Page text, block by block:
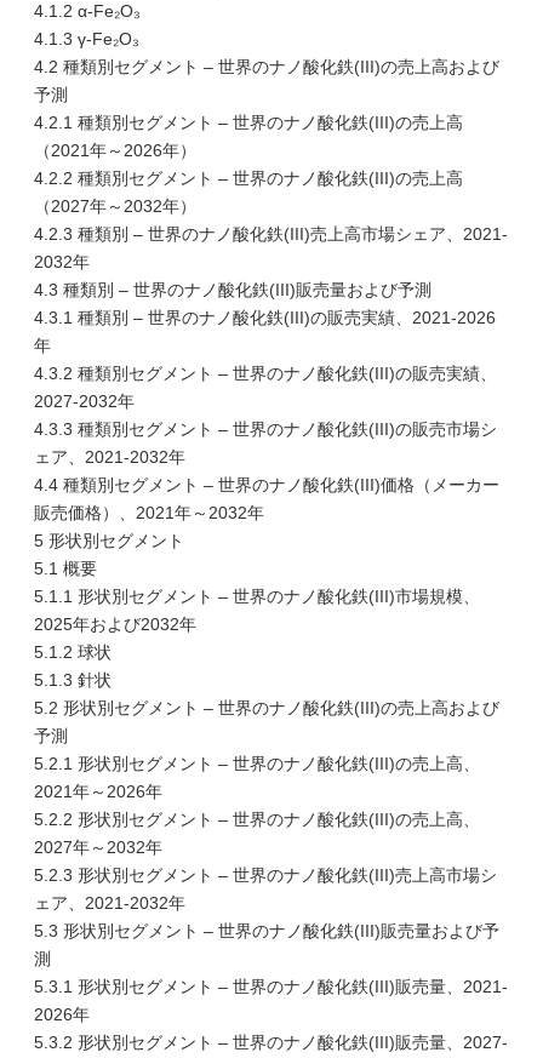
4.1.2 α-Fe₂O₃
4.1.3 γ-Fe₂O₃
4.2 種類別セグメント – 世界のナノ酸化鉄(III)の売上高および
予測
4.2.1 種類別セグメント – 世界のナノ酸化鉄(III)の売上高
（2021年～2026年）
4.2.2 種類別セグメント – 世界のナノ酸化鉄(III)の売上高
（2027年～2032年）
4.2.3 種類別 – 世界のナノ酸化鉄(III)売上高市場シェア、2021-
2032年
4.3 種類別 – 世界のナノ酸化鉄(III)販売量および予測
4.3.1 種類別 – 世界のナノ酸化鉄(III)の販売実績、2021-2026
年
4.3.2 種類別セグメント – 世界のナノ酸化鉄(III)の販売実績、
2027-2032年
4.3.3 種類別セグメント – 世界のナノ酸化鉄(III)の販売市場シ
ェア、2021-2032年
4.4 種類別セグメント – 世界のナノ酸化鉄(III)価格（メーカー
販売価格）、2021年～2032年
5 形状別セグメント
5.1 概要
5.1.1 形状別セグメント – 世界のナノ酸化鉄(III)市場規模、
2025年および2032年
5.1.2 球状
5.1.3 針状
5.2 形状別セグメント – 世界のナノ酸化鉄(III)の売上高および
予測
5.2.1 形状別セグメント – 世界のナノ酸化鉄(III)の売上高、
2021年～2026年
5.2.2 形状別セグメント – 世界のナノ酸化鉄(III)の売上高、
2027年～2032年
5.2.3 形状別セグメント – 世界のナノ酸化鉄(III)売上高市場シ
ェア、2021-2032年
5.3 形状別セグメント – 世界のナノ酸化鉄(III)販売量および予
測
5.3.1 形状別セグメント – 世界のナノ酸化鉄(III)販売量、2021-
2026年
5.3.2 形状別セグメント – 世界のナノ酸化鉄(III)販売量、2027-